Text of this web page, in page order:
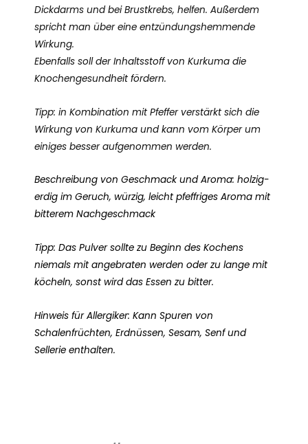
Dickdarms und bei Brustkrebs, helfen. Außerdem
spricht man über eine entzündungshemmende
Wirkung.
Ebenfalls soll der Inhaltsstoff von Kurkuma die
Knochengesundheit fördern.
Tipp: in Kombination mit Pfeffer verstärkt sich die
Wirkung von Kurkuma und kann vom Körper um
einiges besser aufgenommen werden.
Beschreibung von Geschmack und Aroma: holzig-
erdig im Geruch, würzig, leicht pfeffriges Aroma mit
bitterem Nachgeschmack
Tipp: Das Pulver sollte zu Beginn des Kochens
niemals mit angebraten werden oder zu lange mit
köcheln, sonst wird das Essen zu bitter.
Hinweis für Allergiker: Kann Spuren von
Schalenfrüchten, Erdnüssen, Sesam, Senf und
Sellerie enthalten.